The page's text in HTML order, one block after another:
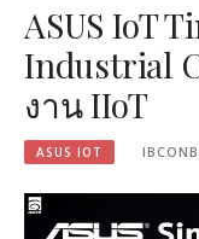
ASUS IoT
Industrial
งาน IIoT
ASUS IOT